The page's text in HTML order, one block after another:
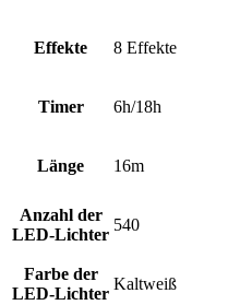
Effekte 8 Effekte
Timer 6h/18h
Länge 16m
Anzahl der
LED-Lichter
540
Farbe der
LED-Lichter
Kaltweiß